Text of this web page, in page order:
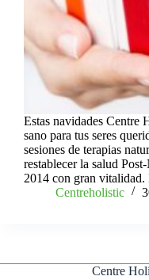
Estas navidades Centre
sano para tus seres
sesiones de terapias
restablecer la salud
2014 con gran
Centreholistic
Centre